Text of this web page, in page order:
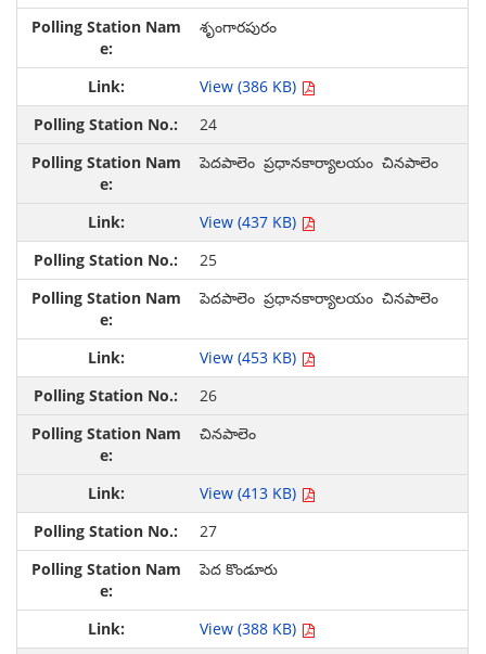
శృంగారపురం
View (386 KB)
24
పెదపాలెం ప్రధానకార్యాలయం చినపాలెం
View (437 KB)
25
పెదపాలెం ప్రధానకార్యాలయం చినపాలెం
View (453 KB)
26
చినపాలెం
View (413 KB)
27
పెద కొండూరు
View (388 KB)